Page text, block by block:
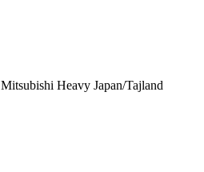
Mitsubishi Heavy Japan/Tajland